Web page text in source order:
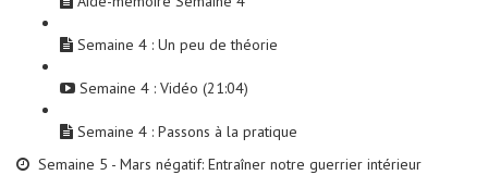
Semaine 4 : Un peu de théorie
Semaine 4 : Vidéo (21:04)
Semaine 4 : Passons à la pratique
Semaine 5 - Mars négatif: Entraîner notre guerrier intérieur